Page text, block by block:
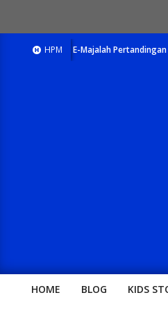
HPM
E-Majalah Pertandingan Dalam
HOME BLOG KIDS